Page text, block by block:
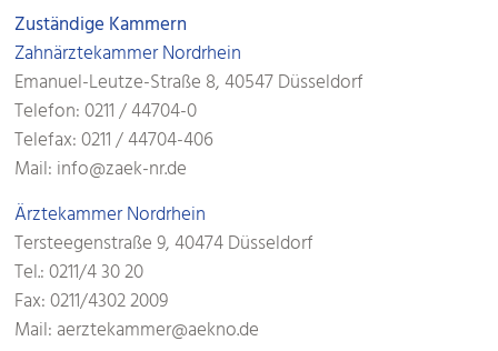
Zuständige Kammern
Zahnärztekammer Nordrhein
Emanuel-Leutze-Straße 8, 40547 Düsseldorf
Telefon: 0211 / 44704-0
Telefax: 0211 / 44704-406
Mail: info@zaek-nr.de
Ärztekammer Nordrhein
Tersteegenstraße 9, 40474 Düsseldorf
Tel.: 0211/4 30 20
Fax: 0211/4302 2009
Mail: aerztekammer@aekno.de